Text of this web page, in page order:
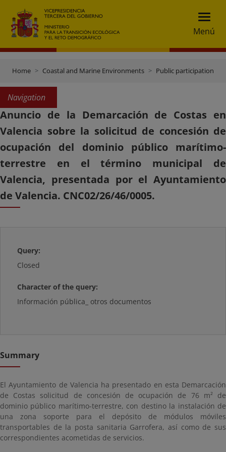
Menú
Home Coastal and Marine Environments Public participation
Navigation
Anuncio de la Demarcación de Costas en
Valencia sobre la solicitud de concesión de
ocupación del dominio público marítimo-
terrestre en el término municipal de
Valencia, presentada por el Ayuntamiento
de Valencia. CNC02/26/46/0005.
Query:
Closed
Character of the query:
Información pública_ otros documentos
Summary
El Ayuntamiento de Valencia ha presentado en esta Demarcación
de Costas solicitud de concesión de ocupación de 76 m² de
dominio público marítimo-terrestre, con destino la instalación de
una zona soporte para el depósito de módulos móviles
transportables de la posta sanitaria Garrofera, así como de sus
correspondientes acometidas de servicios.